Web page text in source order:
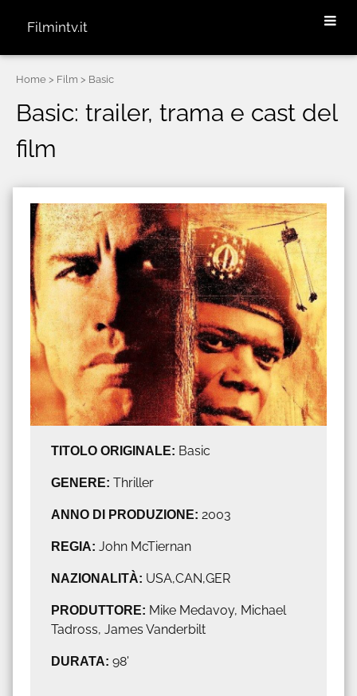
Filmintv.it
Home > Film > Basic
Basic: trailer, trama e cast del
film
TITOLO ORIGINALE: Basic
GENERE: Thriller
ANNO DI PRODUZIONE: 2003
REGIA: John McTiernan
NAZIONALITÀ: USA,CAN,GER
PRODUTTORE: Mike Medavoy, Michael
Tadross, James Vanderbilt
DURATA: 98'